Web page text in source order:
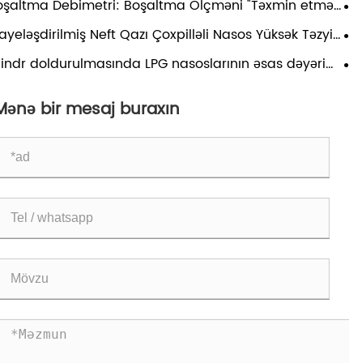
Debimetri: Boşaltma Ölçməni "Təxmin etmə
kənara çıxarmaq
Neft Qazı Çoxpilləli Nasos Yüksək Təzyiq
Tələblərinə Necə cavab verir?
doldurulmasında LPG nasoslarının əsas dəyəri
bir mesaj buraxın